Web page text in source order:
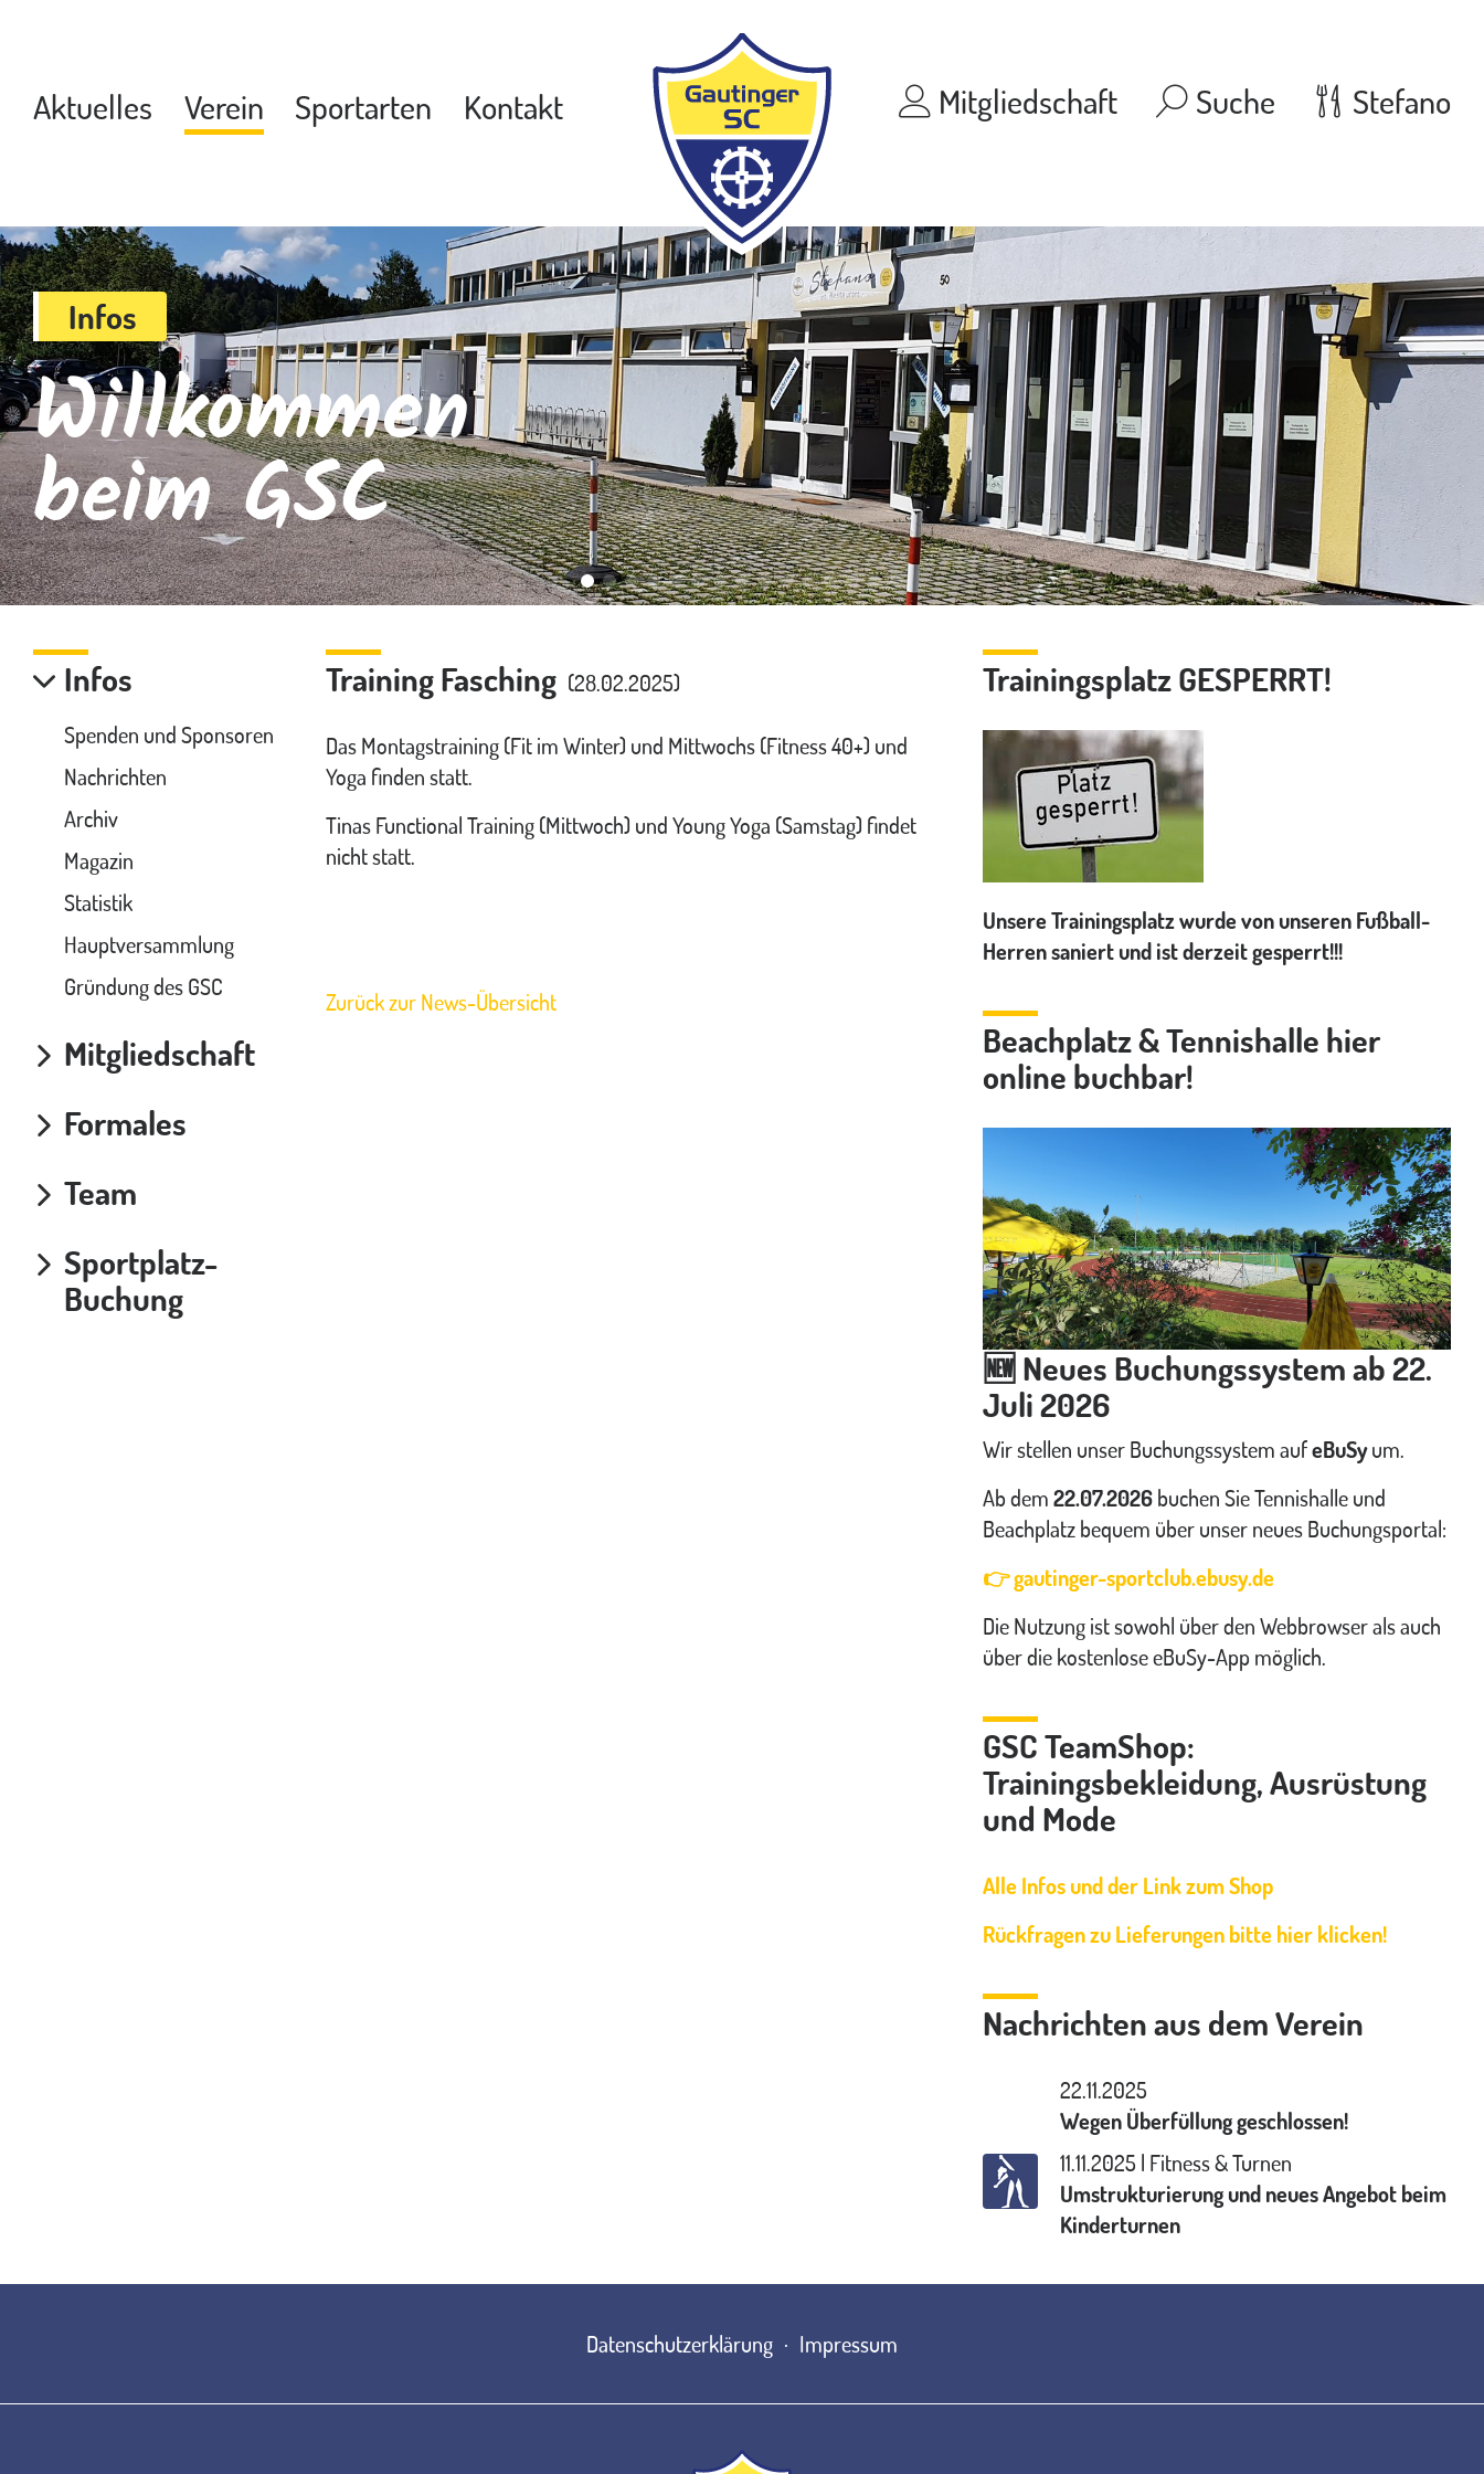
Aktuelles Verein Sportarten Kontakt Mitgliedschaft Suche Stefano
Infos
Willkommen
beim GSC
Infos
Spenden und Sponsoren
Nachrichten
Archiv
Magazin
Statistik
Hauptversammlung
Gründung des GSC
Mitgliedschaft
Formales
Team
Sportplatz-
Buchung
Training Fasching (28.02.2025)
Das Montagstraining (Fit im Winter) und Mittwochs (Fitness 40+) und
Yoga finden statt.
Tinas Functional Training (Mittwoch) und Young Yoga (Samstag) findet
nicht statt.
Zurück zur News-Übersicht
Trainingsplatz GESPERRT!
Unsere Trainingsplatz wurde von unseren Fußball-
Herren saniert und ist derzeit gesperrt!!!
Beachplatz & Tennishalle hier
online buchbar!
🆕 Neues Buchungssystem ab 22.
Juli 2026
Wir stellen unser Buchungssystem aufeBuSyum.
Ab dem22.07.2026buchen Sie Tennishalle und
Beachplatz bequem über unser neues Buchungsportal:
👉 gautinger-sportclub.ebusy.de
Die Nutzung ist sowohl über den Webbrowser als auch
über die kostenlose eBuSy-App möglich.
GSC TeamShop:
Trainingsbekleidung, Ausrüstung
und Mode
Alle Infos und der Link zum Shop
Rückfragen zu Lieferungen bitte hier klicken!
Nachrichten aus dem Verein
22.11.2025
Wegen Überfüllung geschlossen!
11.11.2025 | Fitness & Turnen
Umstrukturierung und neues Angebot beim
Kinderturnen
Datenschutzerklärung Impressum